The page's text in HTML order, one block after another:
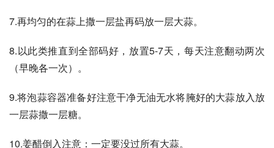
7.再均匀的在蒜上撒一层盐再码放一层大蒜。
8.以此类推直到全部码好，放置5-7天，每天注意翻动两次
（早晚各一次）。
9.将泡蒜容器准备好注意干净无油无水将腌好的大蒜放入放
一层蒜撒一层糖。
10.姜醋倒入注意：一定要没过所有大蒜。